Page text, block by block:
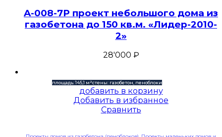
A-008-7P проект небольшого дома из
газобетона до 150 кв.м. «Лидер-2010-
2»
28'000 ₽
площадь: 145,1 м²стены: газобетон, пеноблоки
добавить в корзину
Добавить в избранное
Сравнить